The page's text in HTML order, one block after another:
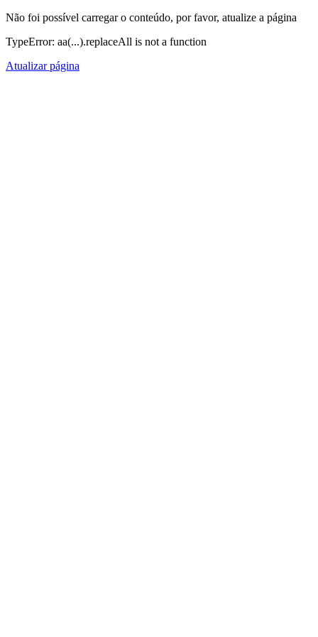
Não foi possível carregar o conteúdo, por favor, atualize a página
TypeError: aa(...).replaceAll is not a function
Atualizar página